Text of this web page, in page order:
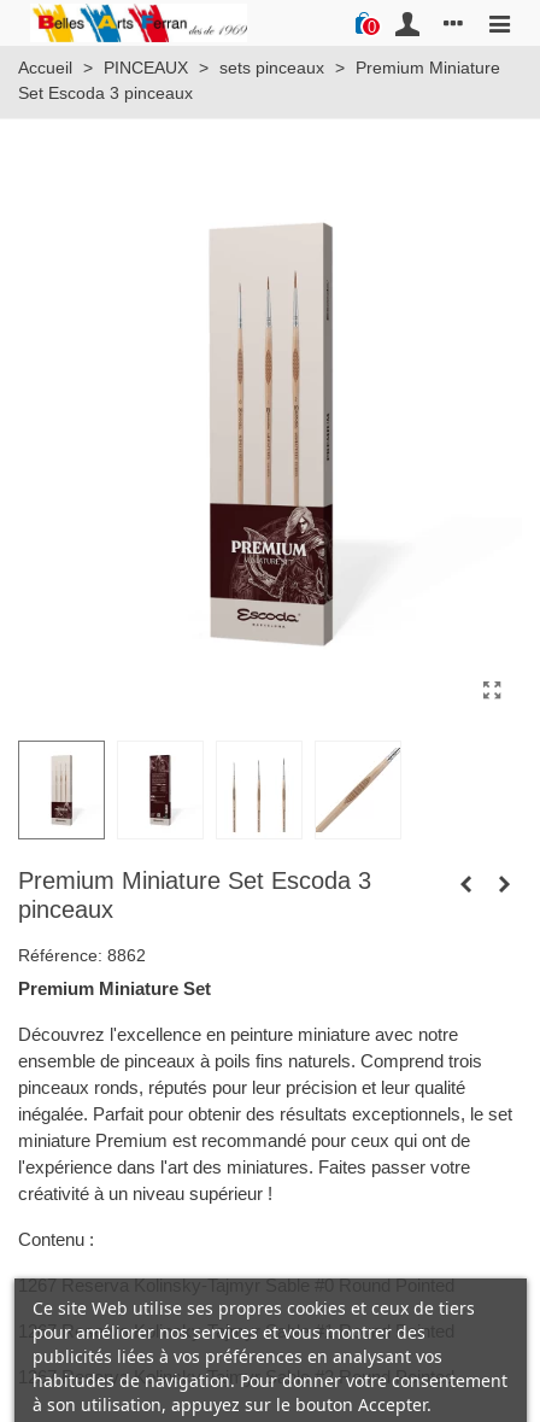
0
Accueil > PINCEAUX > sets pinceaux >
Premium Miniature
Set Escoda 3 pinceaux
Premium Miniature Set Escoda 3
pinceaux
Référence: 8862
Premium Miniature Set
Découvrez l'excellence en peinture miniature avec notre
ensemble de pinceaux à poils fins naturels. Comprend trois
pinceaux ronds, réputés pour leur précision et leur qualité
inégalée. Parfait pour obtenir des résultats exceptionnels, le set
miniature Premium est recommandé pour ceux qui ont de
l'expérience dans l'art des miniatures. Faites passer votre
créativité à un niveau supérieur !
Contenu :
1267 Reserva Kolinsky-Tajmyr Sable #0 Round Pointed
1267 Reserva Kolinsky-Tajmyr Sable #1 Round Pointed
1267 Reserva Kolinsky-Tajmyr Sable #2 Round Pointed
Ce site Web utilise ses propres cookies et ceux de tiers
pour améliorer nos services et vous montrer des
publicités liées à vos préférences en analysant vos
habitudes de navigation. Pour donner votre consentement
à son utilisation, appuyez sur le bouton Accepter.